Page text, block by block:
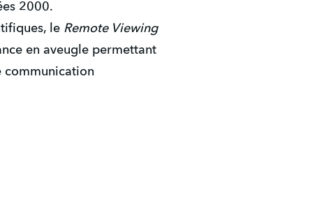
2000.
le Remote Viewing
en aveugle permettant
communication